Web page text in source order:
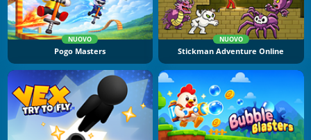
NUOVO
Pogo Masters
NUOVO
Stickman Adventure Online